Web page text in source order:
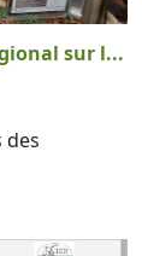
sur l...
des